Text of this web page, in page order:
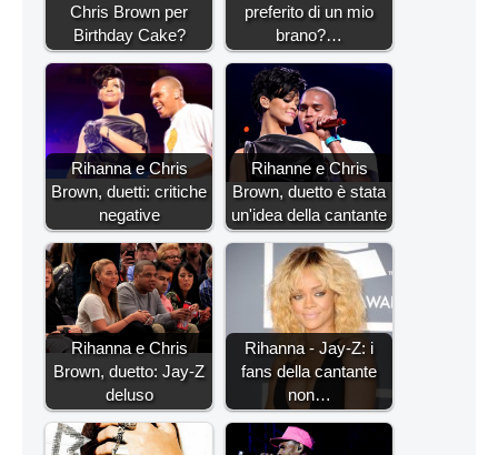
Chris Brown per
Birthday Cake?
preferito di un mio
brano?…
Rihanna e Chris
Brown, duetti: critiche
negative
Rihanne e Chris
Brown, duetto è stata
un'idea della cantante
Rihanna e Chris
Brown, duetto: Jay-Z
deluso
Rihanna - Jay-Z: i
fans della cantante
non…